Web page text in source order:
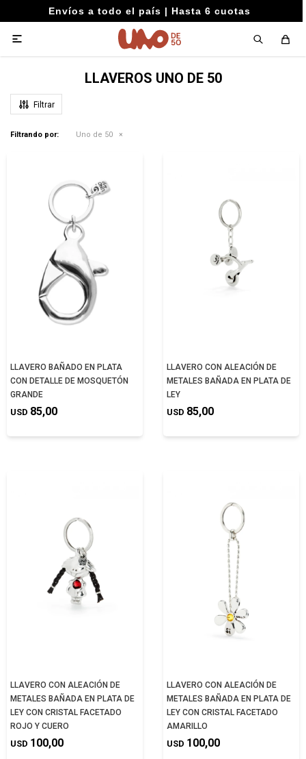
Envíos a todo el país | Hasta 6 cuotas

LLAVEROS UNO DE 50
Filtrando por: Uno de 50
LLAVERO BAÑADO EN PLATA
CON DETALLE DE MOSQUETÓN
GRANDE
USD 85,00
LLAVERO CON ALEACIÓN DE
METALES BAÑADA EN PLATA DE
LEY
USD 85,00
LLAVERO CON ALEACIÓN DE
METALES BAÑADA EN PLATA DE
LEY CON CRISTAL FACETADO
ROJO Y CUERO
USD 100,00
LLAVERO CON ALEACIÓN DE
METALES BAÑADA EN PLATA DE
LEY CON CRISTAL FACETADO
AMARILLO
USD 100,00